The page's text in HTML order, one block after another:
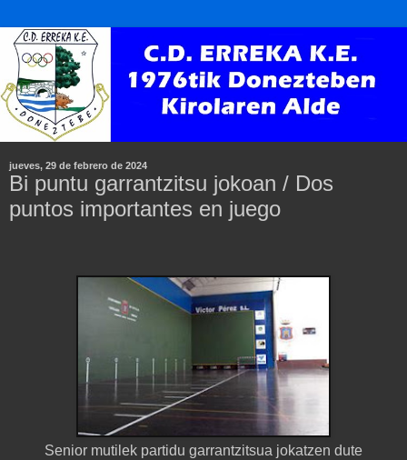
jueves, 29 de febrero de 2024
Bi puntu garrantzitsu jokoan / Dos
puntos importantes en juego
Senior mutilek partidu garrantzitsua jokatzen dute